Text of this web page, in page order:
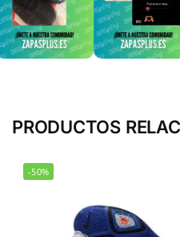
PRODUCTOS
-50%